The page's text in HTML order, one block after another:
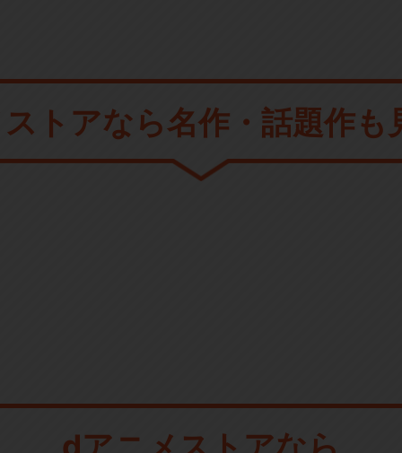
トアなら名作・話題作も